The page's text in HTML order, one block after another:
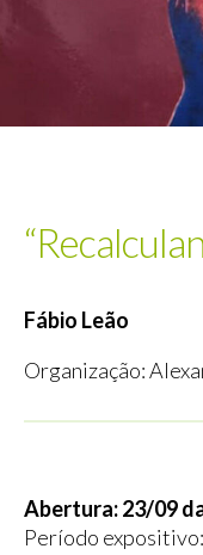
Fábio Leão
Organização:
Abertura: 23/09
Período